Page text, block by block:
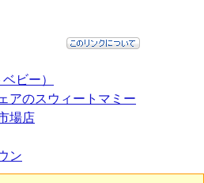
ビー）
アのスウィートマミー
場店
ン